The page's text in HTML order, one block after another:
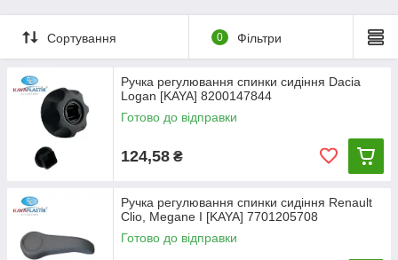
Сортування 0 Фільтри
Ручка регулювання спинки сидіння Dacia
Logan [KAYA] 8200147844
Готово до відправки
124,58 ₴
Ручка регулювання спинки сидіння Renault
Clio, Megane I [KAYA] 7701205708
Готово до відправки